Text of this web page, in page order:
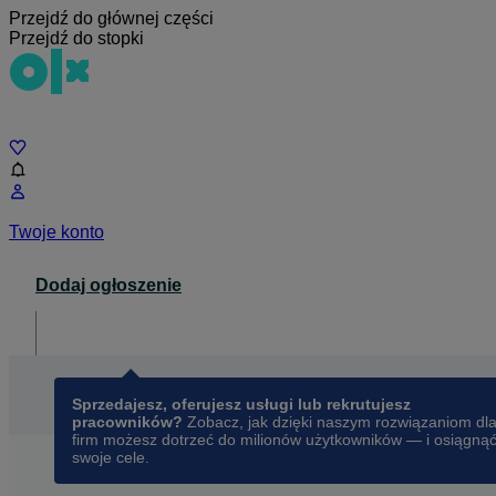
Przejdź do głównej części
Przejdź do stopki
Twoje konto
Dodaj ogłoszenie
Sprzedajesz, oferujesz usługi lub rekrutujesz
pracowników? Zobacz, jak dzięki naszym rozwiązaniom dla
firm możesz dotrzeć do milionów użytkowników — i osiągnąć
swoje cele.